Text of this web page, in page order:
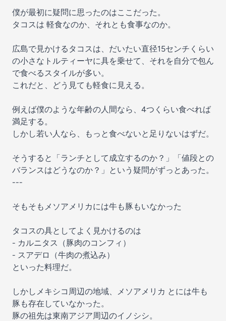
僕が最初に疑問に思ったのはここだった。
タコスは 軽食なのか、それとも食事なのか。
広島で見かけるタコスは、だいたい直径15センチくらい
の小さなトルティーヤに具を乗せて、それを自分で包ん
で食べるスタイルが多い。
これだと、どう見ても軽食に見える。
例えば僕のような年齢の人間なら、4つくらい食べれば
満足する。
しかし若い人なら、もっと食べないと足りないはずだ。
そうすると「ランチとして成立するのか？」「値段との
バランスはどうなのか？」という疑問がずっとあった。
---
そもそもメソアメリカには牛も豚もいなかった
タコスの具としてよく見かけるのは
- カルニタス（豚肉のコンフィ）
- スアデロ（牛肉の煮込み）
といった料理だ。
しかしメキシコ周辺の地域、メソアメリカ とには牛も
豚も存在していなかった。
豚の祖先は東南アジア周辺のイノシシ。